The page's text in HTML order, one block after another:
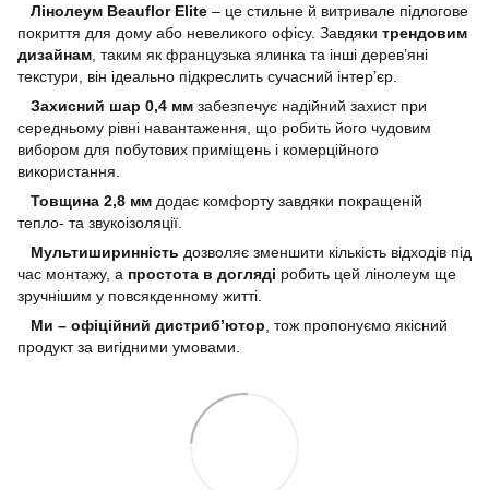
Лінолеум Beauflor Elite – це стильне й витривале підлогове
покриття для дому або невеликого офісу. Завдяки трендовим
дизайнам , таким як французька ялинка та інші дерев’яні
текстури, він ідеально підкреслить сучасний інтер’єр.
Захисний шар 0,4 мм забезпечує надійний захист при
середньому рівні навантаження, що робить його чудовим
вибором для побутових приміщень і комерційного
використання.
Товщина 2,8 мм додає комфорту завдяки покращеній
тепло- та звукоізоляції.
Мультиширинність дозволяє зменшити кількість відходів під
час монтажу, а простота в догляді робить цей лінолеум ще
зручнішим у повсякденному житті.
Ми – офіційний дистриб’ютор , тож пропонуємо якісний
продукт за вигідними умовами.